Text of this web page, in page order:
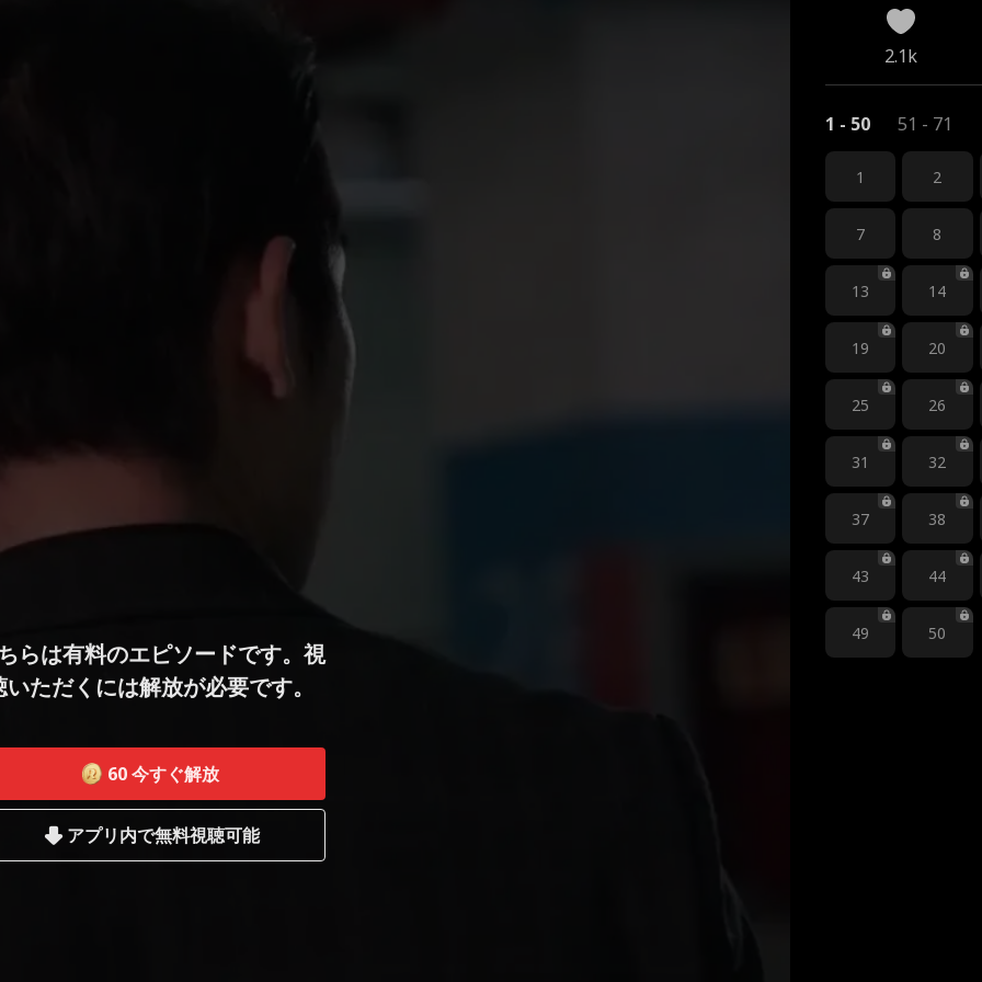
らは有料のエピソードです。視
いただくには解放が必要です。
60 今すぐ解放
アプリ内で無料視聴可能
2.1k
1 - 50 51 - 71
1 2
7 8
13 14
19 20
25 26
31 32
37 38
43 44
49 50